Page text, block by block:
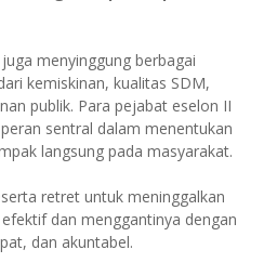
menyinggung berbagai
kemiskinan, kualitas SDM,
publik. Para pejabat eselon II
sentral dalam menentukan
langsung pada masyarakat.
retret untuk meninggalkan
dan menggantinya dengan
dan akuntabel.